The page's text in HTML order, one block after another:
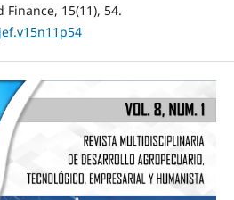
Finance, 15(11), 54.